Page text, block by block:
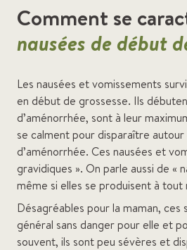
Comment se
nausées de début
Les nausées et vomissements
en début de grossesse. Ils
d’aménorrhée, sont à leur
se calment pour disparaître autour
d’aménorrhée. Ces nausées et
gravidiques ». On parle aussi de «
même si elles se produisent à
Désagréables pour la maman, ces
général sans danger pour elle et
souvent, ils sont peu sévères et